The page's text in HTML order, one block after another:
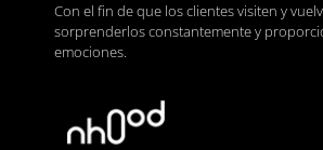
Con el fin de que los clientes visiten y
sorprenderlos constantemente y
emociones.